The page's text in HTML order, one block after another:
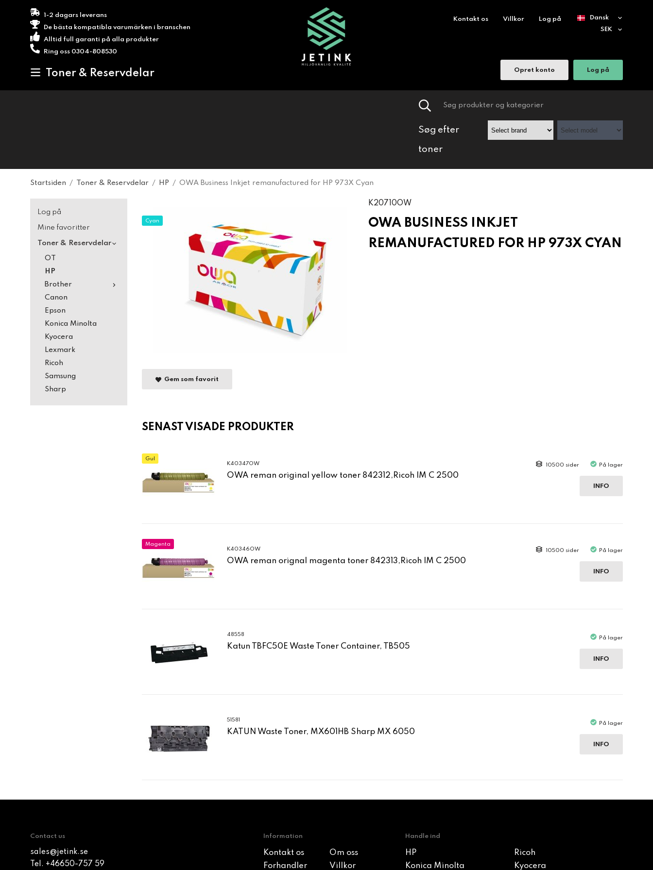
1-2 dagars leverans
De bästa kompatibla varumärken i branschen
Alltid full garanti på alla produkter
Ring oss 0304-808530
Toner & Reservdelar
Kontakt os Villkor Log på
Opret konto Log på
Søg efter
toner
Startsiden / Toner & Reservdelar / HP / OWA Business Inkjet remanufactured for HP 973X Cyan
Log på
Mine favoritter
Toner & Reservdelar
OT
HP
Brother
Canon
Epson
Konica Minolta
Kyocera
Lexmark
Ricoh
Samsung
Sharp
Cyan
K20710OW
OWA BUSINESS INKJET
REMANUFACTURED FOR HP 973X CYAN
Gem som favorit
SENAST VISADE PRODUKTER
Gul
K40347OW
OWA reman original yellow toner 842312,Ricoh IM C 2500
10500 sider På lager
INFO
Magenta
K40346OW
OWA reman orignal magenta toner 842313,Ricoh IM C 2500
10500 sider På lager
INFO
48558
Katun TBFC50E Waste Toner Container, TB505
På lager
INFO
51581
KATUN Waste Toner, MX601HB Sharp MX 6050
På lager
INFO
Contact us
sales@jetink.se
Tel. +46650-757 59
Information
Kontakt os
Om oss
Forhandler
Villkor
Handle ind
HP
Ricoh
Konica Minolta
Kyocera